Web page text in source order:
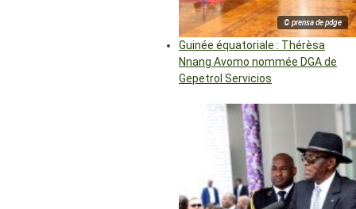
© prensa de pdge
Guinée équatoriale : Thérèsa
Nnang Avomo nommée DGA de
Gepetrol Servicios